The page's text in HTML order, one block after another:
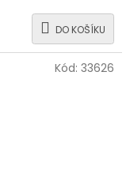
DO KOŠÍKU
Kód: 33626